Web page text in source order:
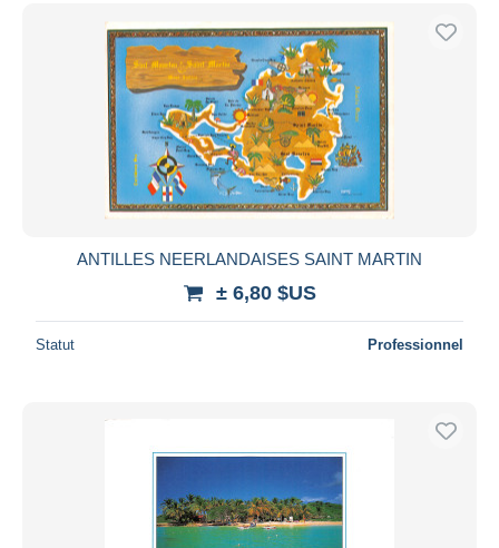
ANTILLES NEERLANDAISES SAINT MARTIN
± 6,80 $US
Statut Professionnel